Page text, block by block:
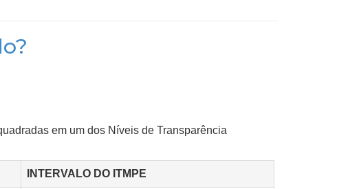
em um dos Níveis de Transparência
INTERVALO DO ITMPE